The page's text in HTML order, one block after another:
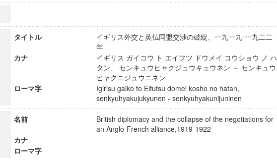
タイトル
イギリス外交と英仏同盟交渉の破綻、一九一九-一九二二
年
カナ
イギリス ガイコウ ト エイフツ ドウメイ コウショウ ノ ハ
タン、 センキュウヒャクジュウキュウネン － センキュウ
ヒャクニジュウニネン
ローマ字
Igirisu gaiko to Eifutsu domei kosho no hatan,
senkyuhyakujukyunen - senkyuhyakunijuninen
名前
British diplomacy and the collapse of the negotiations for
an Anglo-French alliance,1919-1922
カナ
ローマ字